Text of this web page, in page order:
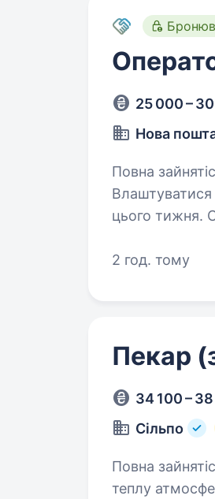
25 000 –
Нова
Повна
цього тижня.
на…
2 год. тому
Пекар
34 100 –
Сільпо
Повна зайнятість. Любите аромат свіжого хліба та
теплу